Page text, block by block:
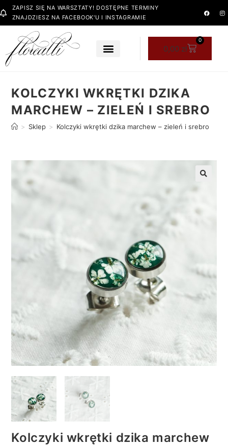
ZAPISZ SIĘ NA WARSZTATY! DOSTĘPNE TERMINY
ZNAJDZIESZ NA FACEBOOK'U I INSTAGRAMIE
0,00 zł
0
KOLCZYKI WKRĘTKI DZIKA
MARCHEW – ZIELEŃ I SREBRO
> Sklep > Kolczyki wkrętki dzika marchew – zieleń i srebro
Kolczyki wkrętki dzika marchew